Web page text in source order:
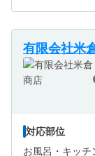
有限会社米
対応部位
お風呂・ キッチ